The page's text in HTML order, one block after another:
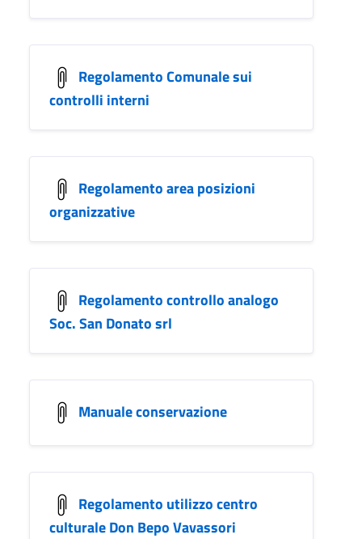
Regolamento Comunale sui
controlli interni
Regolamento area posizioni
organizzative
Regolamento controllo analogo
Soc. San Donato srl
Manuale conservazione
Regolamento utilizzo centro
culturale Don Bepo Vavassori